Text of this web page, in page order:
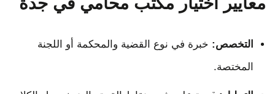
التخصص: خبرة في نوع القضية والمحكمة أو اللجنة
المختصة.